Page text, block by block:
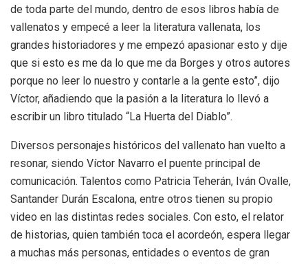
de toda parte del mundo, dentro de esos libros había de
vallenatos y empecé a leer la literatura vallenata, los
grandes historiadores y me empezó apasionar esto y dije
que si esto es me da lo que me da Borges y otros autores
porque no leer lo nuestro y contarle a la gente esto”, dijo
Víctor, añadiendo que la pasión a la literatura lo llevó a
escribir un libro titulado “La Huerta del Diablo”.
Diversos personajes históricos del vallenato han vuelto a
resonar, siendo Víctor Navarro el puente principal de
comunicación. Talentos como Patricia Teherán, Iván Ovalle,
Santander Durán Escalona, entre otros tienen su propio
video en las distintas redes sociales. Con esto, el relator
de historias, quien también toca el acordeón, espera llegar
a muchas más personas, entidades o eventos de gran